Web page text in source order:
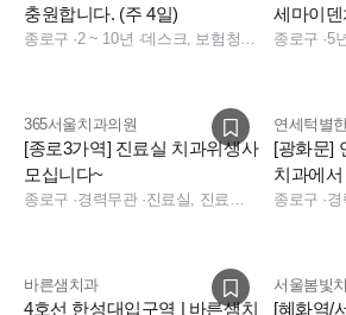
며,
신입 선생님이 적응할 수 있도록
차분하고
이번 채용은
👉치과위생사 1년차 신입 선생님 2~3명
용입니다.
👉 진료실 전반을 단계적으로 배워가며
충원합니다. (주 4일)
종로구 ·2 ~ 10년 · 데스크, 보험청구, 상담, 실장, 경영지원, 데스크, 상담, 전화응대(CS), 보험청구, 실장, 데스크, 보험청구, 상담, 실장, 치과 경영지원, 치과 사무직, 치과 보험청구, 치과 상담
세마이
팀원 추
종로구 ·5
365서울치과의원
[종로3가역] 진료실 치과위생사
모십니다~
종로구 ·경력무관· 진료실, 진료팀장, 수술실
연세턱별
[광화문]
치과에서
주5 토요
종로구 ·경
바른샘치과
4호선 한성대입구역 | 바른샘치
서울봄빛
[혜화역/